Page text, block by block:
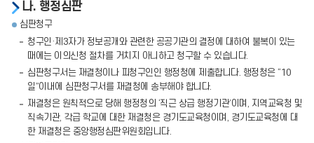
나. 행정심판
심판청구
청구인·제3자가 정보공개와 관련한 공공기관의 결정에 대하여 불복이 있는
때에는 이의신청 절차를 거치지 아니하고 청구할 수 있습니다.
심판청구서는 재결청이나 피청구인인 행정청에 제출합니다. 행정청은 “10
일”이내에 심판청구서를 재결청에 송부해야 합니다.
재결청은 원칙적으로 당해 행정청의 ‘직근 상급 행정기관’이며, 지역교육청 및
직속기관, 각급 학교에 대한 재결청은 경기도교육청이며, 경기도교육청에 대
한 재결청은 중앙행정심판위원회입니다.